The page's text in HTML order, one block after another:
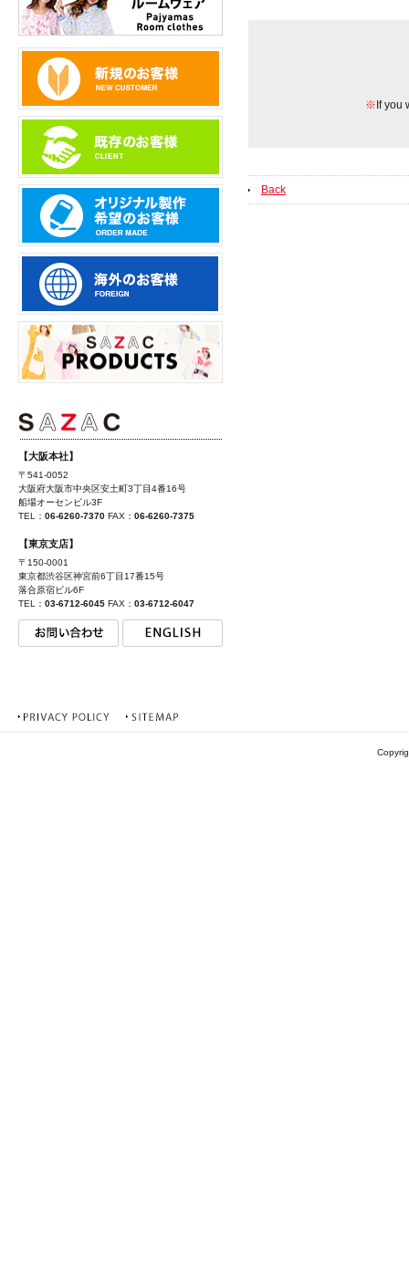
※ If you
Back
【大阪本社】
〒541-0052
大阪府大阪市中央区安土町3丁目4番16号
船場オーセンビル3F
TEL： 06-6260-7370 FAX： 06-6260-7375
【東京支店】
〒150-0001
東京都渋谷区神宮前6丁目17番15号
落合原宿ビル6F
TEL： 03-6712-6045 FAX： 03-6712-6047